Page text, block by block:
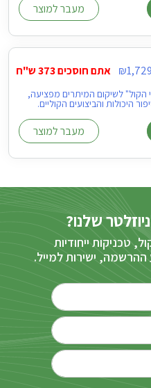
מעבר למוצר
₪1,729 אתם חוסכים 373 ש"ח
הקול" לשיקום המיתרים מפציעה,
היכולות והביצועים הקוליים.
מעבר למוצר
שלנו?
טכניקות ייחודיות
ישירות למייל.